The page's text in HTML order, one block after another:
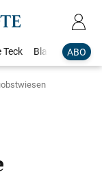
ABO
Teck Blaulicht